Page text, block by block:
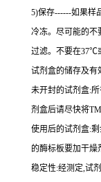
5)保存------如果样
冷冻。尽可能的不
过滤。不要在37℃
试剂盒的储存及有
未开封的试剂盒:
剂盒后请尽快将
使用后的试剂盒:
的酶标板要加干燥
稳定性:经测定,试